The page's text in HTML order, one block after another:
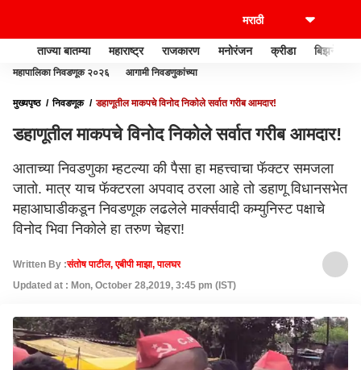
ताज्या बातम्या महाराष्ट्र राजकारण मनोरंजन क्रीडा बिझनेस
महापालिका निवडणूक २०२६ आगामी निवडणुकांच्या
मुख्यपृष्ठ निवडणूक डहाणूतील माकपचे विनोद निकोले सर्वात गरीब आमदार!
डहाणूतील माकपचे विनोद निकोले सर्वात गरीब आमदार!
आताच्या निवडणुका म्हटल्या की पैसा हा महत्त्वाचा फॅक्टर समजला
जातो. मात्र याच फॅक्टरला अपवाद ठरला आहे तो डहाणू विधानसभेत
महाआघाडीकडून निवडणूक लढलेले मार्क्सवादी कम्युनिस्ट पक्षाचे
विनोद भिवा निकोले हा तरुण चेहरा!
Written By :संतोष पाटील, एबीपी माझा, पालघर
Updated at : Mon, October 28,2019, 3:45 pm (IST)